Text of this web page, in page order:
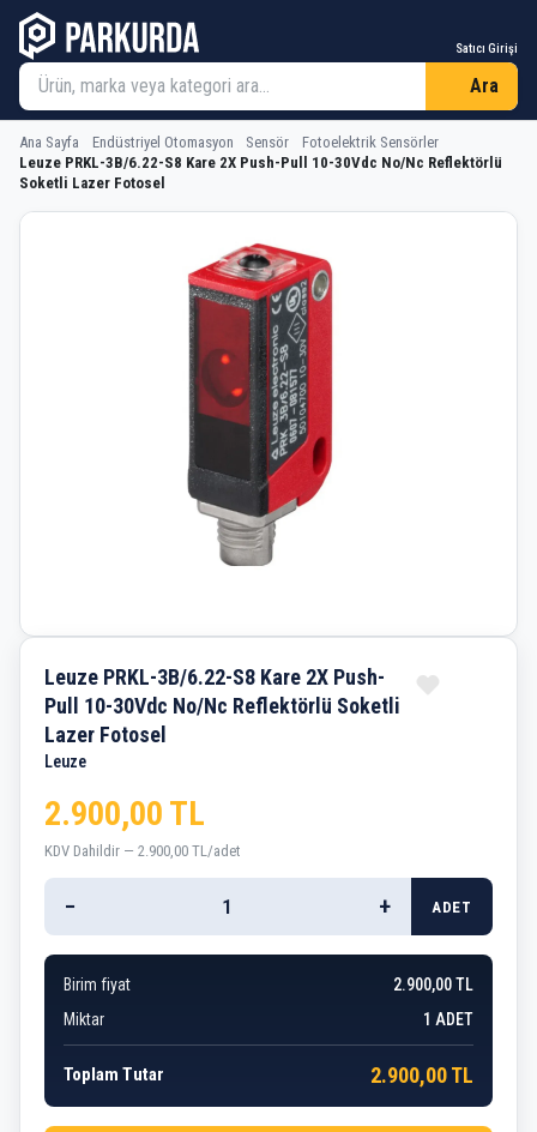
Satıcı Girişi
Ara
Ana Sayfa Endüstriyel Otomasyon Sensör
Fotoelektrik Sensörler
Leuze PRKL-3B/6.22-S8 Kare 2X Push-Pull 10-30Vdc No/Nc Reflektörlü
Soketli Lazer Fotosel
Leuze PRKL-3B/6.22-S8 Kare 2X
Leuze PRKL-3B/6.22-S8 Kare 2X Push-
Pull 10-30Vdc No/Nc Reflektörlü Soketli
Lazer Fotosel
Leuze
2.900,00 TL
KDV Dahildir — 2.900,00 TL/adet
− + ADET
Birim fiyat
2.900,00 TL
Miktar
1 ADET
Toplam Tutar 2.900,00 TL